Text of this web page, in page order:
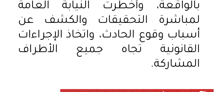
بالواقعة، وأخطرت النيابة العامة
لمباشرة التحقيقات والكشف عن
أسباب وقوع الحادث، واتخاذ الإجراءات
القانونية تجاه جميع الأطراف
المشاركة.